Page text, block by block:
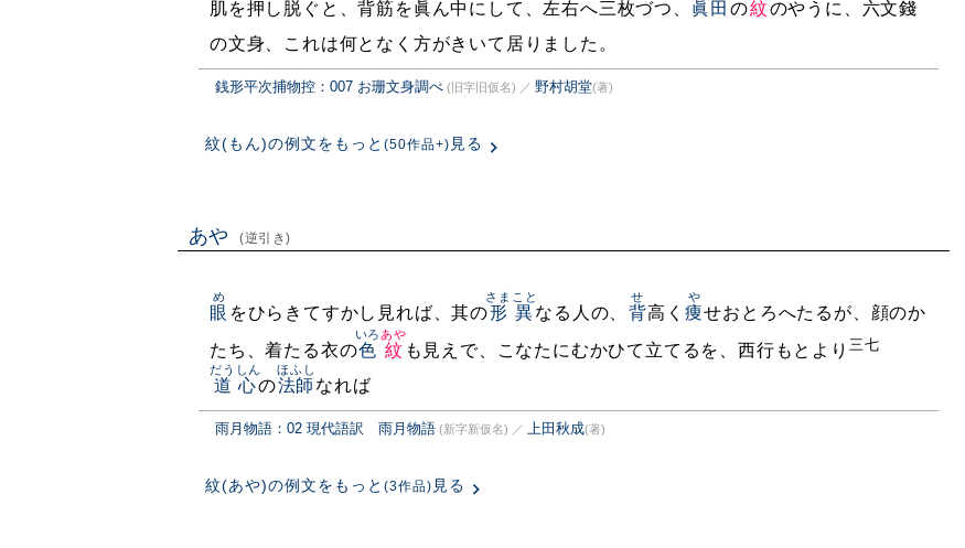
肌を押し脱ぐと、背筋を眞ん中にして、左右へ三枚づつ、 眞田 の紋のやうに、六文錢
の文身、これは何となく方がきいて居りました。
銭形平次捕物控：007 お珊文身調べ (旧字旧仮名) ／ 野村胡堂(著)
紋(もん)の例文をもっと (50作品+) 見る
あや (逆引き)
眼
め
をひらきてすかし見れば、其の形
さま
異
こと
なる人の、 背
せ
高く 痩
や
せおとろへたるが、顔のか
たち、着たる衣の色
いろ
紋
あや
も見えで、こなたにむかひて立てるを、西行もとより 三七
道心
だうしん
の法師
ほふし
なれば
雨月物語：02 現代語訳 雨月物語 (新字新仮名) ／ 上田秋成(著)
紋(あや)の例文をもっと (3作品) 見る